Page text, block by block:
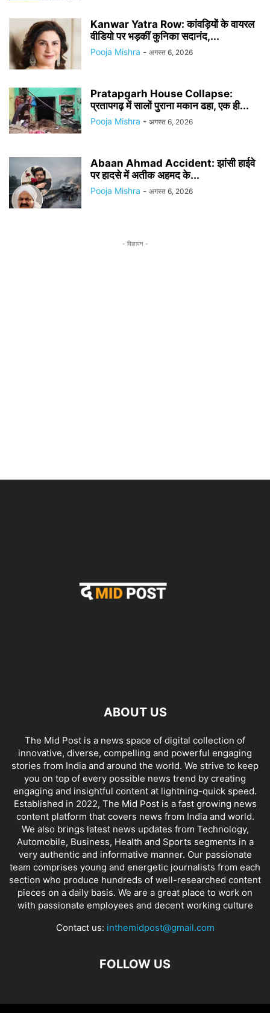
Kanwar Yatra Row: कांवड़ियों के वायरल
वीडियो पर भड़कीं कुनिका सदानंद,...
Pooja Mishra - अगस्त 6, 2026
Pratapgarh House Collapse:
प्रतापगढ़ में सालों पुराना मकान ढहा, एक ही...
Pooja Mishra - अगस्त 6, 2026
Abaan Ahmad Accident: झांसी हाईवे
पर हादसे में अतीक अहमद के...
Pooja Mishra - अगस्त 6, 2026
- विज्ञापन -
ABOUT US
The Mid Post is a news space of digital collection of
innovative, diverse, compelling and powerful engaging
stories from India and around the world. We strive to keep
you on top of every possible news trend by creating
engaging and insightful content at lightning-quick speed.
Established in 2022, The Mid Post is a fast growing news
content platform that covers news from India and world.
We also brings latest news updates from Technology,
Automobile, Business, Health and Sports segments in a
very authentic and informative manner. Our passionate
team comprises young and energetic journalists from each
section who produce hundreds of well-researched content
pieces on a daily basis. We are a great place to work on
with passionate employees and decent working culture
Contact us: inthemidpost@gmail.com
FOLLOW US